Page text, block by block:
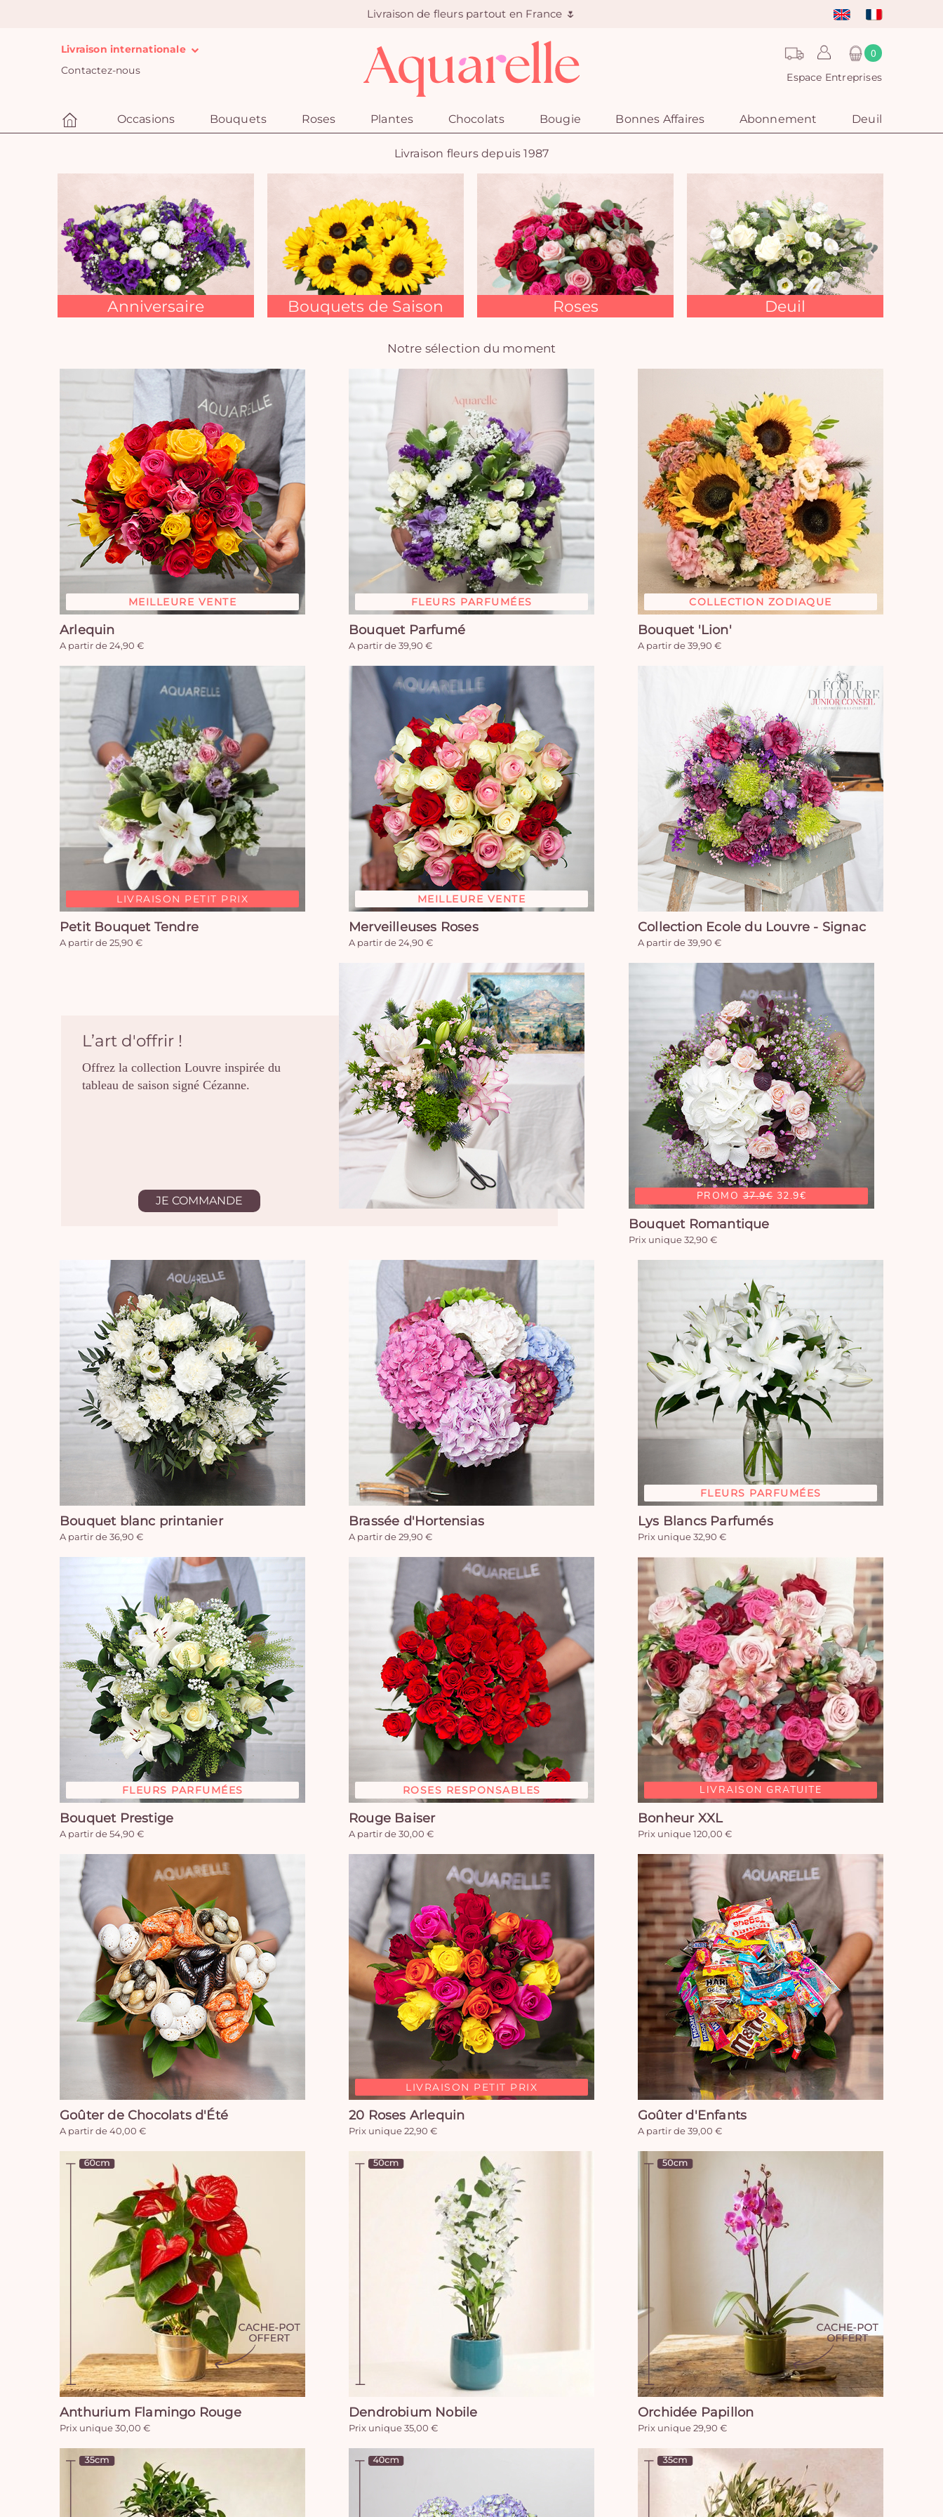
Livraison de fleurs partout en France 🌷
Livraison internationale
Contactez-nous
0
Espace Entreprises
Occasions Bouquets Roses Plantes Chocolats Bougie Bonnes Affaires Abonnement Deuil
Livraison fleurs depuis 1987
Anniversaire Bouquets de Saison Roses Deuil
Notre sélection du moment
MEILLEURE VENTE
Arlequin
A partir de 24,90 €
FLEURS PARFUMÉES
Bouquet Parfumé
A partir de 39,90 €
COLLECTION ZODIAQUE
Bouquet 'Lion'
A partir de 39,90 €
LIVRAISON PETIT PRIX
Petit Bouquet Tendre
A partir de 25,90 €
MEILLEURE VENTE
Merveilleuses Roses
A partir de 24,90 €
Collection Ecole du Louvre - Signac
A partir de 39,90 €
L’art d'offrir !
Offrez la collection Louvre inspirée du
tableau de saison signé Cézanne.
JE COMMANDE PROMO37.9€32.9€
Bouquet Romantique
Prix unique 32,90 €
Bouquet blanc printanier
A partir de 36,90 €
Brassée d'Hortensias
A partir de 29,90 €
FLEURS PARFUMÉES
Lys Blancs Parfumés
Prix unique 32,90 €
FLEURS PARFUMÉES
Bouquet Prestige
A partir de 54,90 €
ROSES RESPONSABLES
Rouge Baiser
A partir de 30,00 €
LIVRAISON GRATUITE
Bonheur XXL
Prix unique 120,00 €
Goûter de Chocolats d'Été
A partir de 40,00 €
LIVRAISON PETIT PRIX
20 Roses Arlequin
Prix unique 22,90 €
Goûter d'Enfants
A partir de 39,00 €
Anthurium Flamingo Rouge
Prix unique 30,00 €
Dendrobium Nobile
Prix unique 35,00 €
Orchidée Papillon
Prix unique 29,90 €